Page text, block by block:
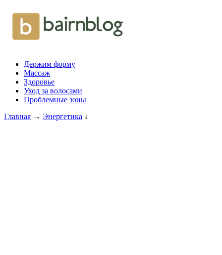
Держим форму
Массаж
Здоровье
Уход за волосами
Проблемные зоны
Главная → Энергетика ↓